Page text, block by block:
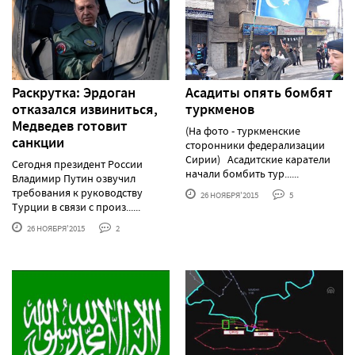
Раскрутка: Эрдоган
отказался извиниться,
Медведев готовит
санкции
Сегодня президент России
Владимир Путин озвучил
требования к руководству
Турции в связи с произ......
26 НОЯБРЯ'2015 2
Асадиты опять бомбят
туркменов
(На фото - туркменские
сторонники федерализации
Сирии) Асадитские каратели
начали бомбить тур......
26 НОЯБРЯ'2015 5